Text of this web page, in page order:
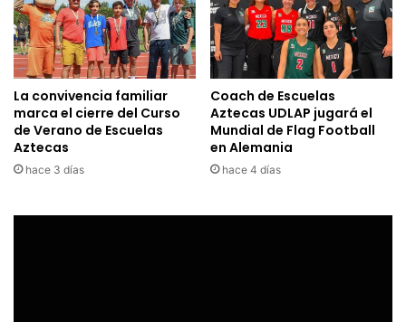
La convivencia familiar
marca el cierre del Curso
de Verano de Escuelas
Aztecas
hace 3 días
Coach de Escuelas
Aztecas UDLAP jugará el
Mundial de Flag Football
en Alemania
hace 4 días